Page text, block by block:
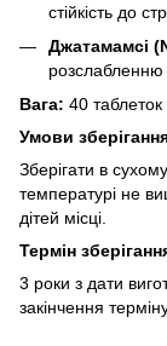
стійкість до
Джатамамсі
Вага: 40
Умови
Зберігати в
температурі не
дітей місці.
Термін
3 роки з дати
закінчення